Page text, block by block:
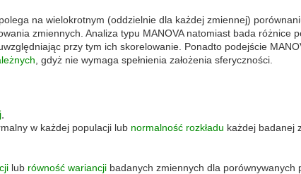
na wielokrotnym (oddzielnie dla każdej zmiennej)
zmiennych. Analiza typu MANOVA natomiast bada różnice
przy tym ich skorelowanie. Ponadto podejście
, gdyż nie wymaga spełnienia założenia sferyczności.
,
w każdej populacji lub normalność rozkładu każdej badanej
lub równość wariancjibadanych zmiennych dla porównywanych